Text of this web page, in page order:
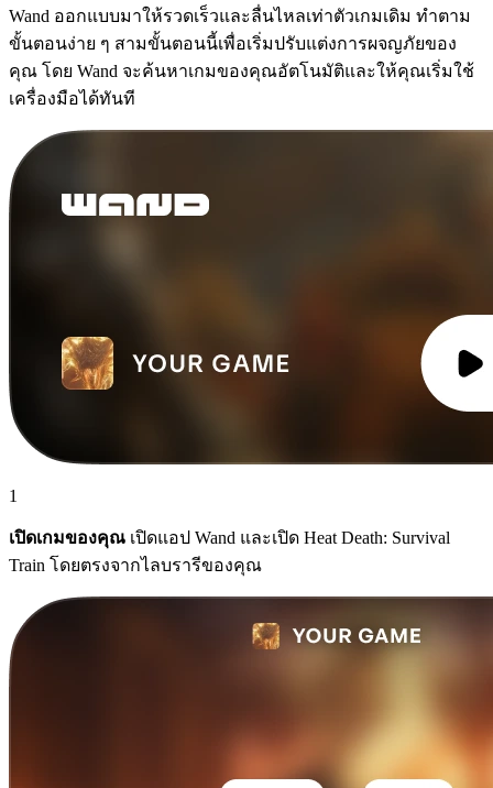
Wand ออกแบบมาให้รวดเร็วและลื่นไหลเท่าตัวเกมเดิม ทำตาม
ขั้นตอนง่าย ๆ สามขั้นตอนนี้เพื่อเริ่มปรับแต่งการผจญภัยของ
คุณ โดย Wand จะค้นหาเกมของคุณอัตโนมัติและให้คุณเริ่มใช้
เครื่องมือได้ทันที
1
เปิดเกมของคุณ เปิดแอป Wand และเปิด Heat Death: Survival
Train โดยตรงจากไลบรารีของคุณ